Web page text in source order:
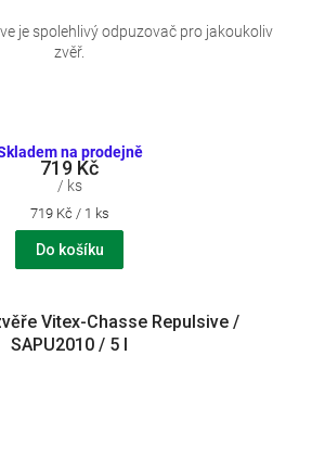
na prodejně
719 Kč
/ ks
Měrná
cena:
719 Kč / 1 ks
Do košíku
je spolehlivý odpuzovač pro jakoukoliv
zvěř.
Vitex-Chasse Repulsive /
SAPU2010 / 5 l